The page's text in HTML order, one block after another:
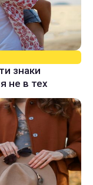
знаки
не в тех